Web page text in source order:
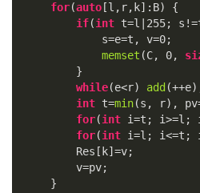
for(auto [l,r,k]:B) {
if(int t=l| 255;
            s=e=t, v=
0;
memset (C, 0,
        }
while(e<r) add
int t=min(s, r),
for(int i=t; i>=l;
for(int i=l; i<=t;
        Res[k]=v;
        v=pv;
    }